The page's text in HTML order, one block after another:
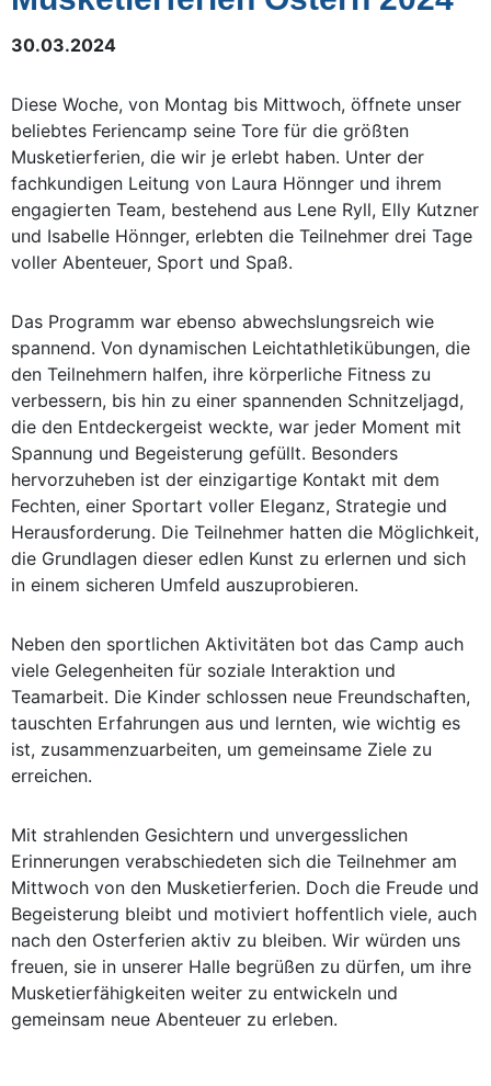
30.03.2024
Diese Woche, von Montag bis Mittwoch, öffnete unser
beliebtes Feriencamp seine Tore für die größten
Musketierferien, die wir je erlebt haben. Unter der
fachkundigen Leitung von Laura Hönnger und ihrem
engagierten Team, bestehend aus Lene Ryll, Elly Kutzner
und Isabelle Hönnger, erlebten die Teilnehmer drei Tage
voller Abenteuer, Sport und Spaß.
Das Programm war ebenso abwechslungsreich wie
spannend. Von dynamischen Leichtathletikübungen, die
den Teilnehmern halfen, ihre körperliche Fitness zu
verbessern, bis hin zu einer spannenden Schnitzeljagd,
die den Entdeckergeist weckte, war jeder Moment mit
Spannung und Begeisterung gefüllt. Besonders
hervorzuheben ist der einzigartige Kontakt mit dem
Fechten, einer Sportart voller Eleganz, Strategie und
Herausforderung. Die Teilnehmer hatten die Möglichkeit,
die Grundlagen dieser edlen Kunst zu erlernen und sich
in einem sicheren Umfeld auszuprobieren.
Neben den sportlichen Aktivitäten bot das Camp auch
viele Gelegenheiten für soziale Interaktion und
Teamarbeit. Die Kinder schlossen neue Freundschaften,
tauschten Erfahrungen aus und lernten, wie wichtig es
ist, zusammenzuarbeiten, um gemeinsame Ziele zu
erreichen.
Mit strahlenden Gesichtern und unvergesslichen
Erinnerungen verabschiedeten sich die Teilnehmer am
Mittwoch von den Musketierferien. Doch die Freude und
Begeisterung bleibt und motiviert hoffentlich viele, auch
nach den Osterferien aktiv zu bleiben. Wir würden uns
freuen, sie in unserer Halle begrüßen zu dürfen, um ihre
Musketierfähigkeiten weiter zu entwickeln und
gemeinsam neue Abenteuer zu erleben.